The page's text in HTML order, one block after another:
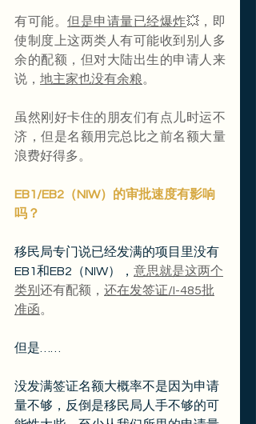
有可能。但是申请量已经爆炸💥，即
使制度上这两类人有可能收到别人多
余的配额，但对大陆出生的申请人来
说， 地主家也没有余粮。
虽然刚好卡住的朋友们有点儿时运不
济，但是名额用完总比之前名额大量
浪费好得多。
EB1/EB2（NIW）的审批速度有影响
吗？
移民局专门说已经发满的项目里没有
EB1和EB2（NIW）， 意思就是这两个
类别 还有配额， 还在发签证/I-485批
准函。
但是……
没发满签证名额大概率不是因为申请
量不够，反倒是移民局人手不够的可